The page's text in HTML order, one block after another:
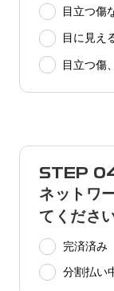
目立つ傷
目に見え
目立つ傷
STEP
ネットワ
てくださ
完済済み
分割払い